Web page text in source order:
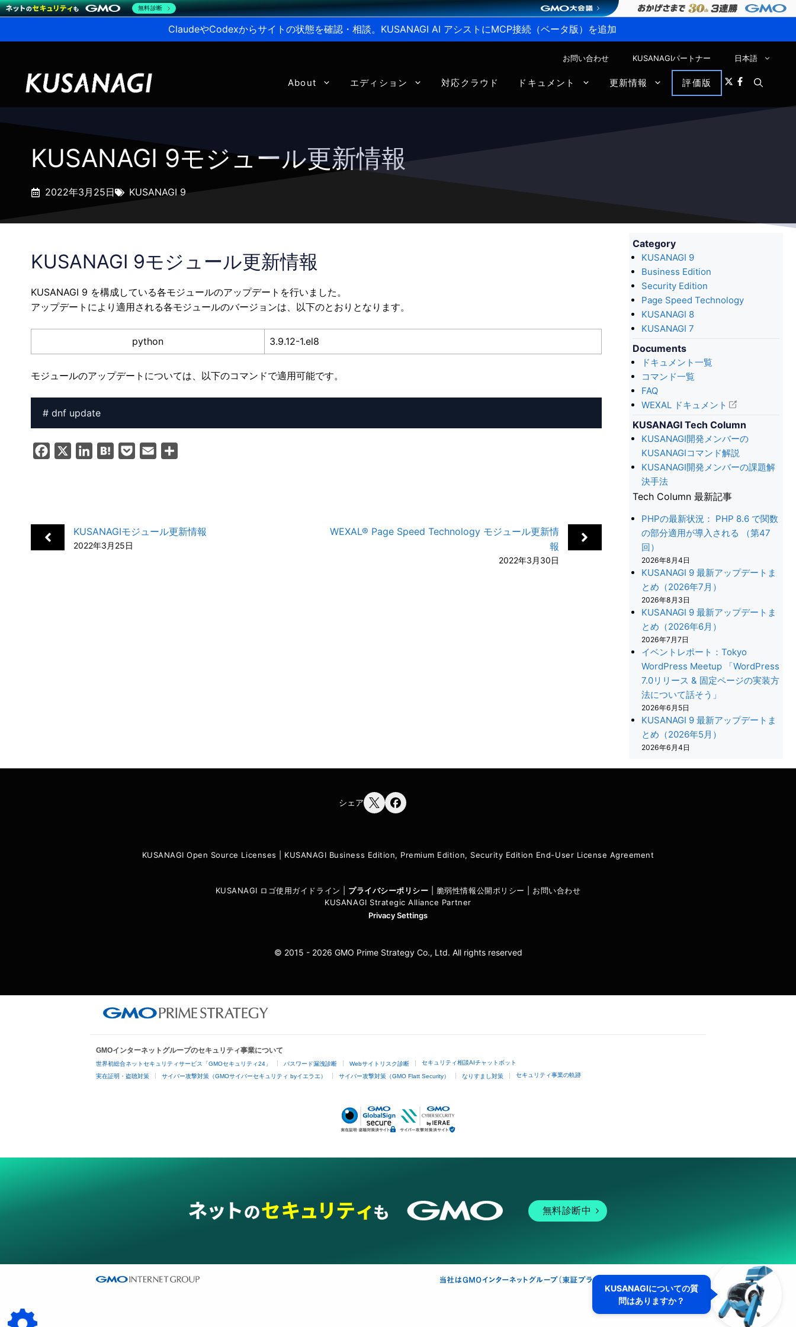
ClaudeやCodexからサイトの状態を確認・相談。KUSANAGI AI アシストにMCP接続（ベータ版）を追加
お問い合わせ KUSANAGIパートナー 日本語
About エディション 対応クラウド ドキュメント 更新情報 評価版
KUSANAGI 9モジュール更新情報
2022年3月25日 KUSANAGI 9
KUSANAGI 9モジュール更新情報
KUSANAGI 9 を構成している各モジュールのアップデートを行いました。
アップデートにより適用される各モジュールのバージョンは、以下のとおりとなります。
python 3.9.12-1.el8
モジュールのアップデートについては、以下のコマンドで適用可能です。
o
o
d
I
a
t
KUSANAGIモジュール更新情報
2022年3月25日
WEXAL® Page Speed Technology モジュール更新情
報
2022年3月30日
Category
KUSANAGI 9
Business Edition
Security Edition
Page Speed Technology
KUSANAGI 8
KUSANAGI 7
Documents
ドキュメント一覧
コマンド一覧
FAQ
WEXAL ドキュメント
KUSANAGI Tech Column
KUSANAGI開発メンバーの
KUSANAGIコマンド解説
KUSANAGI開発メンバーの課題解
決手法
Tech Column 最新記事
PHPの最新状況： PHP 8.6 で関数
の部分適用が導入される （第47
回）
2026年8月4日
KUSANAGI 9 最新アップデートま
とめ（2026年7月）
2026年8月3日
KUSANAGI 9 最新アップデートま
とめ（2026年6月）
2026年7月7日
イベントレポート：Tokyo
WordPress Meetup 「WordPress
7.0リリース & 固定ページの実装方
法について話そう」
2026年6月5日
KUSANAGI 9 最新アップデートま
とめ（2026年5月）
2026年6月4日
シェア
KUSANAGI Open Source Licenses KUSANAGI Business Edition, Premium Edition, Security Edition End-User License Agreement
KUSANAGI ロゴ使用ガイドライン プライバシーポリシー 脆弱性情報公開ポリシー
お問い合わせ
KUSANAGI Strategic Alliance Partner
Privacy Settings
© 2015 - 2026 GMO Prime Strategy Co., Ltd. All rights reserved
GMOインターネットグループのセキュリティ事業について
世界初総合ネットセキュリティサービス「GMOセキュリティ24」 パスワード漏洩診断 Webサイトリスク診断 セキュリティ相談AIチャットボット
実在証明・盗聴対策 サイバー攻撃対策（GMOサイバーセキュリティ byイエラエ） サイバー攻撃対策（GMO Flatt Security） なりすまし対策 セキュリティ事業の軌跡
無料診断中
KUSANAGIについての質
問はありますか？
無料診断